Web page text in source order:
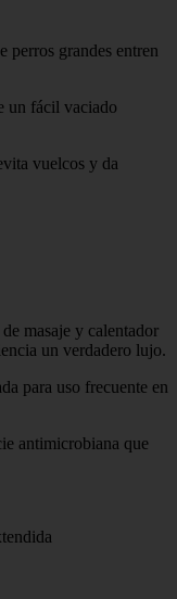
perros grandes entren
un fácil vaciado
vuelcos y da
masaje y calentador
un verdadero lujo.
para uso frecuente en
antimicrobiana que